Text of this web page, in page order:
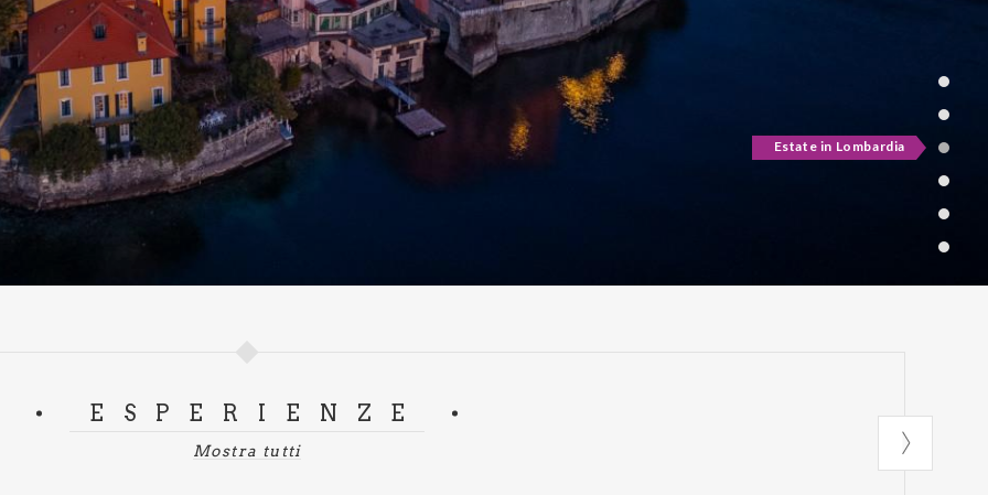
ESPERIENZE
Mostra tutti